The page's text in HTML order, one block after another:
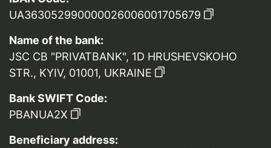
UA363052990000026006001705679
Name of the bank:
JSC CB "PRIVATBANK", 1D HRUSHEVSKOHO
STR., KYIV, 01001, UKRAINE
Bank SWIFT Code:
PBANUA2X
Beneficiary address: